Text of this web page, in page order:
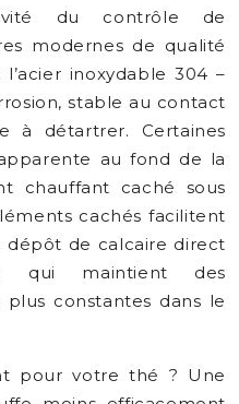
du contrôle de
modernes de qualité
inoxydable 304 –
stable au contact
à détartrer. Certaines
au fond de la
chauffant caché sous
cachés facilitent
de calcaire direct
qui maintient des
constantes dans le
pour votre thé ? Une